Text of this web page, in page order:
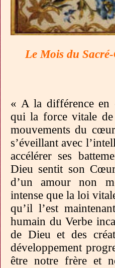
Le Mois du
« A la différence en
qui la force vitale de
mouvements du
s’éveillant avec
accélérer ses
Dieu sentit son
d’un amour non
intense que la loi
qu’il l’est
humain du Verbe
de Dieu et des
développement
être notre frère et